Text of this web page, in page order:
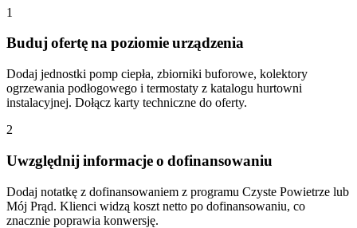
1
Buduj ofertę na poziomie urządzenia
Dodaj jednostki pomp ciepła, zbiorniki buforowe, kolektory
ogrzewania podłogowego i termostaty z katalogu hurtowni
instalacyjnej. Dołącz karty techniczne do oferty.
2
Uwzględnij informacje o dofinansowaniu
Dodaj notatkę z dofinansowaniem z programu Czyste Powietrze lub
Mój Prąd. Klienci widzą koszt netto po dofinansowaniu, co
znacznie poprawia konwersję.